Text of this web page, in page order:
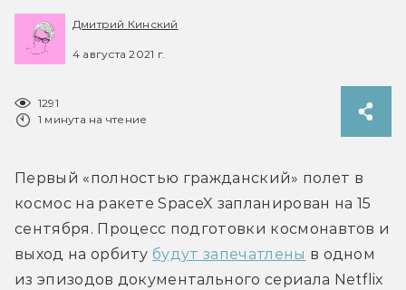
Дмитрий Кинский
4 августа 2021 г.
1291
1 минута на чтение
Первый «полностью гражданский» полет в
космос на ракете SpaceX запланирован на 15
сентября. Процесс подготовки космонавтов и
выход на орбиту будут запечатлены в одном
из эпизодов документального сериала Netflix